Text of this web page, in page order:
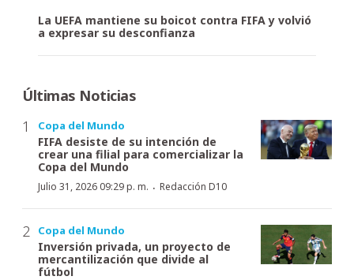
La UEFA mantiene su boicot contra FIFA y volvió
a expresar su desconfianza
Últimas Noticias
Copa del Mundo
FIFA desiste de su intención de
crear una filial para comercializar la
Copa del Mundo
Julio 31, 2026 09:29 p. m. · Redacción D10
Copa del Mundo
Inversión privada, un proyecto de
mercantilización que divide al
fútbol